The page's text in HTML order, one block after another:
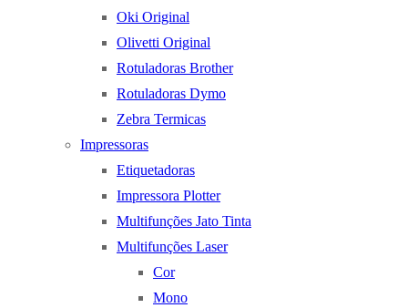
Oki Original
Olivetti Original
Rotuladoras Brother
Rotuladoras Dymo
Zebra Termicas
Impressoras
Etiquetadoras
Impressora Plotter
Multifunções Jato Tinta
Multifunções Laser
Cor
Mono